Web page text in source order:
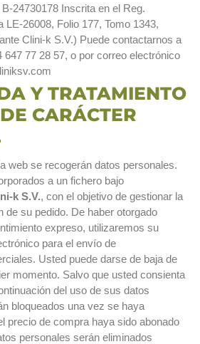
24730178 Inscrita en el Reg.
LE-26008, Folio 177, Tomo 1343,
Clini-k S.V.) Puede contactarnos a
647 77 28 57, o por correo electrónico
Y TRATAMIENTO
CARÁCTER
web se recogerán datos personales.
a un fichero bajo
k S.V., con el objetivo de gestionar la
de su pedido. De haber otorgado
expreso, utilizaremos su
para el envío de
Usted puede darse de baja de
momento. Salvo que usted consienta
del uso de sus datos
bloqueados una vez se haya
precio de compra haya sido abonado
personales serán eliminados